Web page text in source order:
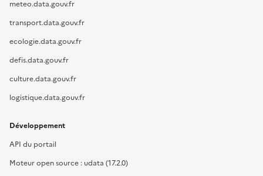
meteo.data.gouv.fr
transport.data.gouv.fr
ecologie.data.gouv.fr
defis.data.gouv.fr
culture.data.gouv.fr
logistique.data.gouv.fr
Développement
API du portail
Moteur open source : udata (17.2.0)